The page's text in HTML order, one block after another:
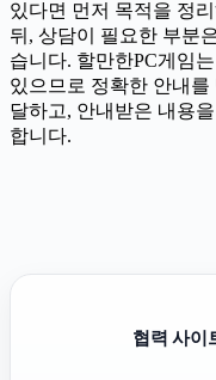
있다면 먼저 목적을 정
뒤, 상담이 필요한 부분
습니다. 할만한PC게임
있으므로 정확한 안내
달하고, 안내받은 내용
합니다.
협력 사이